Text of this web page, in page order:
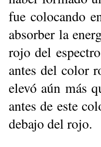
fue colocando
absorber la
rojo del
antes del color
elevó aún más
an­tes de este
de­bajo del rojo.